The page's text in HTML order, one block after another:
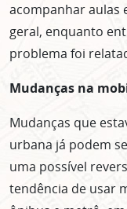
acompanhar aulas
geral, enquanto
problema foi
Mudanças na
Mudanças que
urbana já podem
uma possível
tendência de usar